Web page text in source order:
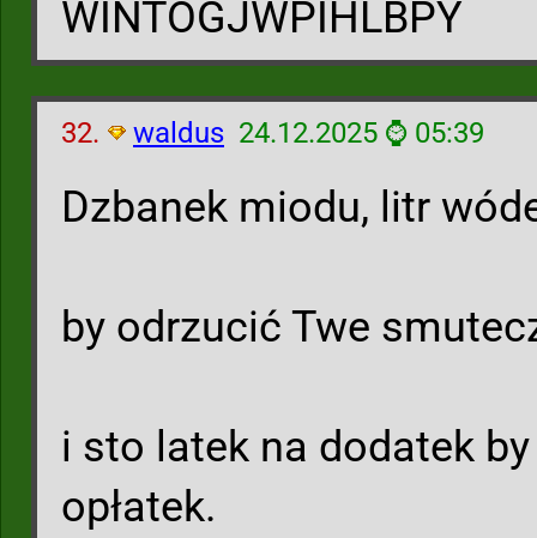
WINTOGJWPIHLBPY
32. waldus 24.12.2025 ⌚ 05:39
Dzbanek miodu, litr
by odrzucić Twe
i sto latek na dodatek
opłatek.